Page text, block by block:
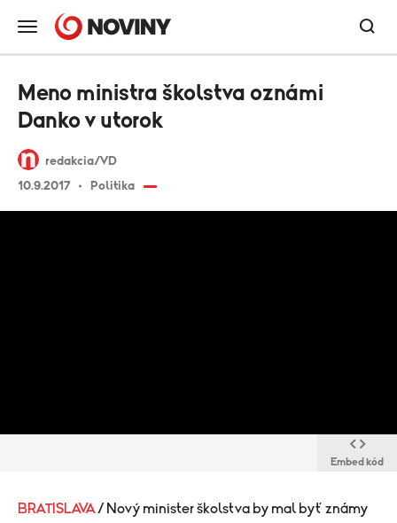
redakcia/VD
10.9.2017
Politika
Meno ministra školstva oznámi
Danko v utorok
Embed kód
BRATISLAVA / Nový minister školstva by mal byť známy